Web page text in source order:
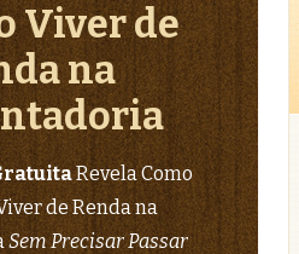
Viver de
na
Revela Como
de Renda na
Sem Precisar Passar